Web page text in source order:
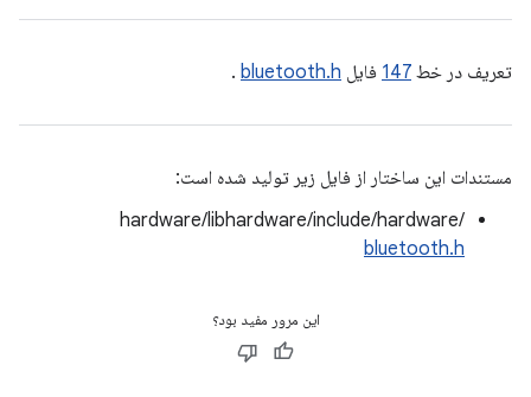
تعریف در خط 147 فایل bluetooth.h
.
مستندات این ساختار از فایل زیر تولید شده است:
hardware/libhardware/include/hardware/
bluetooth.h
این مرور مفید بود؟